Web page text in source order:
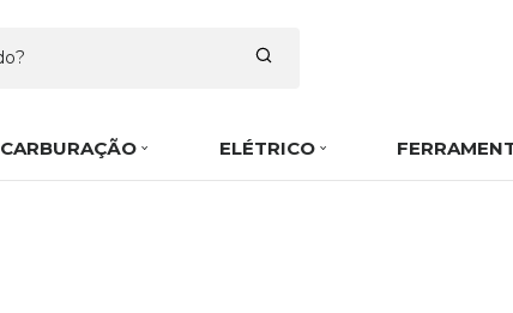
CARBURAÇÃO ELÉTRICO